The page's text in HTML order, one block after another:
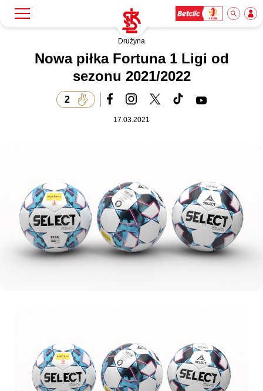
Klub
Biznes
Dla mediów
Drużyna
Nowa piłka Fortuna 1 Ligi od
sezonu 2021/2022
2
17.03.2021